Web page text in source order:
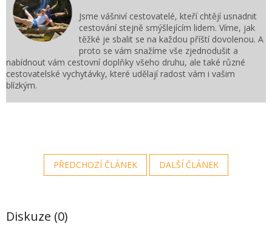
Jsme vášniví cestovatelé, kteří chtějí usnadnit
cestování stejně smýšlejícím lidem. Víme, jak
těžké je sbalit se na každou příští dovolenou. A
proto se vám snažíme vše zjednodušit a
nabídnout vám cestovní doplňky všeho druhu, ale také různé
cestovatelské vychytávky, které udělají radost vám i vašim
blízkým.
PŘEDCHOZÍ ČLÁNEK DALŠÍ ČLÁNEK
Diskuze (0)